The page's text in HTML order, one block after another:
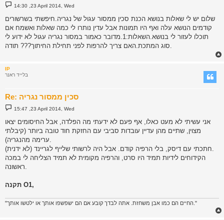
P
o
t
14:30 ,23 April 2014, Wed
שלום יש לי שאלות בנושא הכנת סכין ממסור עגול של נגריה.חיפשתי בשרשורים
קודמים הנושא עלה ואף היו תמונות אבל עדין נותרו לי כמה שאלות ואשמח אם
תוכלו לעזור לי בנושא.השאלות:1.מדובר כאמור במסור נגריה עגול לא ידוע לי
סוג המתכת.האם צריך להרפות לפני תחילת החיתוך??? תודה.
IP
בלייד ראנר
Re: סכין ממסור נגריה
P
o
t
15:47 ,23 April 2014, Wed
אני עשיתי לא מעט כאלו, אף פעם לא ידעתי מה הפלדה, אבל החיסומים יצאו
מצוין, שתיים מהן עדיין עובדות סביבי עם החזקת חוד טובה ביותר (קיבלתי
הקידוחים לידיות תמיד היו סרט, והרפיה מקומית לא תמיד הצליחה לי במכה
תקנה O1,
"החיים הם כמו אבן משחזת. אתה לבדך קובע אם הם ישפשפו אותך או ילטשו אותך."